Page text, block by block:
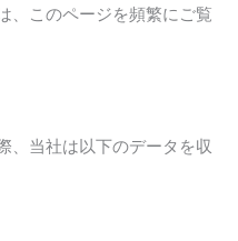
、このページを頻繁にご覧
、当社は以下のデータを収